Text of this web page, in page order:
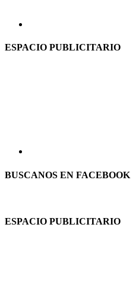
ESPACIO PUBLICITARIO
BUSCANOS EN FACEBOOK
ESPACIO PUBLICITARIO